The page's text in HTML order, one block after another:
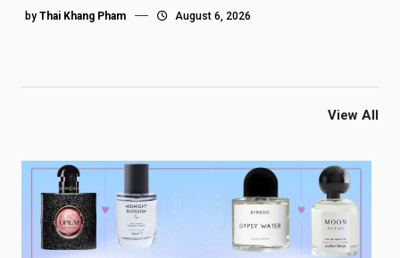
by Thai Khang Pham August 6, 2026
View All